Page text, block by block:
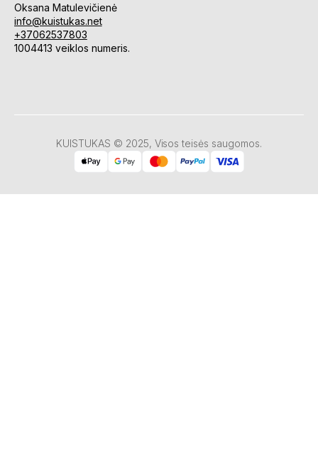
Oksana Matulevičienė
info@kuistukas.net
+37062537803
1004413 veiklos numeris.
KUISTUKAS © 2025, Visos teisės saugomos.